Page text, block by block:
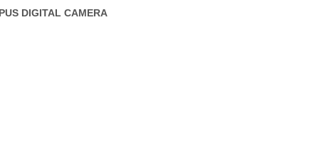
DIGITAL CAMERA